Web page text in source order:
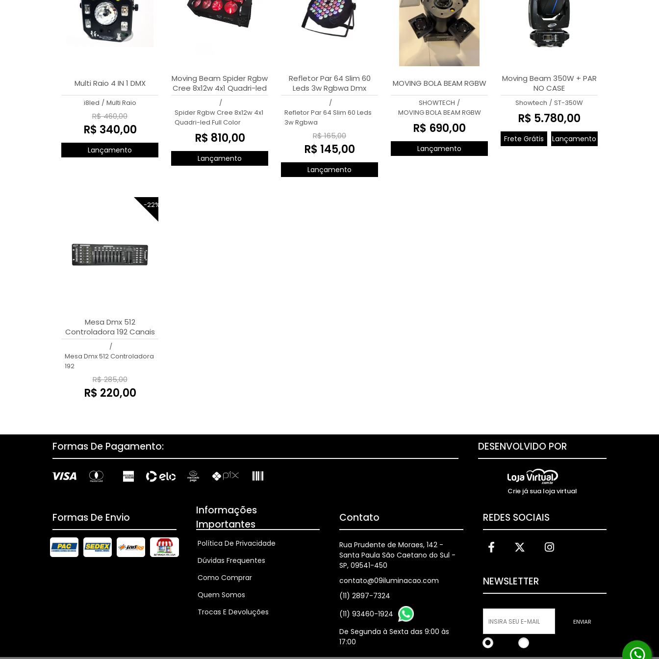
Multi Raio 4 IN 1 DMX
i8led / Multi Raio
R$ 460,00
R$ 340,00
Lançamento
Moving Beam Spider Rgbw
Cree 8x12w 4x1 Quadri-led
Full Color
/
Spider Rgbw Cree 8x12w 4x1
Quadri-led Full Color
R$ 810,00
Lançamento
Refletor Par 64 Slim 60
Leds 3w Rgbwa Dmx
Strobo
/
Refletor Par 64 Slim 60 Leds
3w Rgbwa
R$ 165,00
R$ 145,00
Lançamento
MOVING BOLA BEAM RGBW
SHOWTECH /
MOVING BOLA BEAM RGBW
R$ 690,00
Lançamento
Moving Beam 350W + PAR
NO CASE
Showtech / ST-350W
R$ 5.780,00
Frete Grátis Lançamento
-22%
Mesa Dmx 512
Controladora 192 Canais
Cabo Dmx Bivolt
/
Mesa Dmx 512 Controladora
192
R$ 285,00
R$ 220,00
Formas De Pagamento: DESENVOLVIDO POR
Crie já sua loja virtual
Formas De Envio
Informações
Importantes
Política De Privacidade
Dúvidas Frequentes
Como Comprar
Quem Somos
Trocas E Devoluções
Contato
Rua Prudente de Moraes, 142 -
Santa Paula São Caetano do Sul -
SP, 09541-450
contato@09iluminacao.com
(11) 2897-7324
(11) 93460-1924
De Segunda à Sexta das 9:00 às
17:00
REDES SOCIAIS
NEWSLETTER
ENVIAR